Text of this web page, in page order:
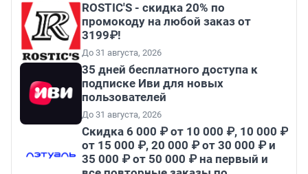
ROSTIC'S - скидка 20% по
промокоду на любой заказ от
3199₽!
До 31 августа, 2026
35 дней бесплатного доступа к
подписке Иви для новых
пользователей
До 31 августа, 2026
Скидка 6 000 ₽ от 10 000 ₽, 10 000 ₽
от 15 000 ₽, 20 000 ₽ от 30 000 ₽ и
35 000 ₽ от 50 000 ₽ на первый и